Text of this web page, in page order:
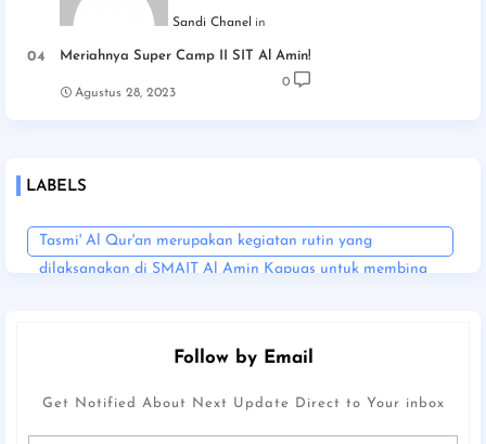
Sandi Chanel
Meriahnya Super Camp II SIT Al Amin!
Agustus 28, 2023
0
LABELS
Tasmi' Al Qur'an merupakan kegiatan rutin yang
dilaksanakan di SMAIT Al Amin Kapuas untuk membina
Follow by Email
Get Notified About Next Update Direct to Your inbox